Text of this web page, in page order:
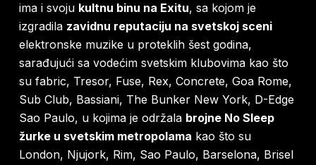
ima i svoju kultnu binu na Exitu, sa kojom je
izgradila zavidnu reputaciju na svetskoj sceni
elektronske muzike u proteklih šest godina,
sarađujući sa vodećim svetskim klubovima kao što
su fabric, Tresor, Fuse, Rex, Concrete, Goa Rome,
Sub Club, Bassiani, The Bunker New York, D-Edge
Sao Paulo, u kojima je održala brojne No Sleep
žurke u svetskim metropolama kao što su
London, Njujork, Rim, Sao Paulo, Barselona, Brisel